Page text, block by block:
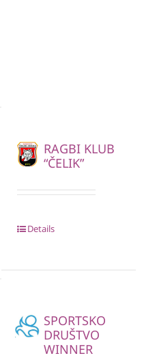
RAGBI KLUB
“ČELIK”
Details
SPORTSKO
DRUŠTVO
WINNER